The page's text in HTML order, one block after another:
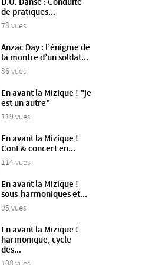
D.U. Danse : Conduite
de pratiques...
78 vues
Anzac Day : l’énigme de
la montre d’un soldat...
86 vues
En avant la Mizique ! "je
est un autre"
119 vues
En avant la Mizique !
Conf & concert en...
114 vues
En avant la Mizique !
sous-harmoniques et...
95 vues
En avant la Mizique !
harmonique, cycle
des...